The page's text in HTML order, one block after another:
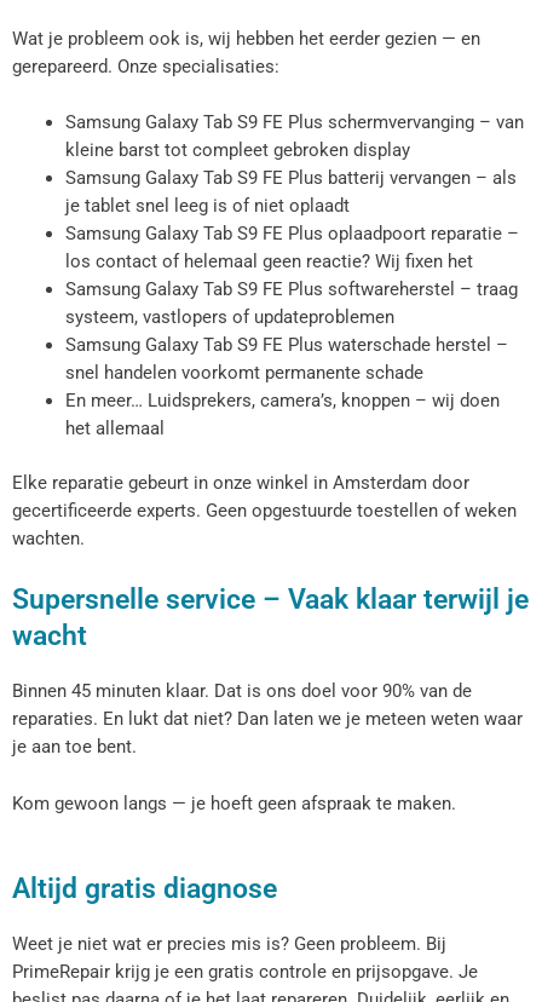
Wat je probleem ook is, wij hebben het eerder gezien — en
gerepareerd. Onze specialisaties:
Samsung Galaxy Tab S9 FE Plus schermvervanging – van
kleine barst tot compleet gebroken display
Samsung Galaxy Tab S9 FE Plus batterij vervangen – als
je tablet snel leeg is of niet oplaadt
Samsung Galaxy Tab S9 FE Plus oplaadpoort reparatie –
los contact of helemaal geen reactie? Wij fixen het
Samsung Galaxy Tab S9 FE Plus softwareherstel – traag
systeem, vastlopers of updateproblemen
Samsung Galaxy Tab S9 FE Plus waterschade herstel –
snel handelen voorkomt permanente schade
En meer… Luidsprekers, camera’s, knoppen – wij doen
het allemaal
Elke reparatie gebeurt in onze winkel in Amsterdam door
gecertificeerde experts. Geen opgestuurde toestellen of weken
wachten.
Supersnelle service – Vaak klaar terwijl je
wacht
Binnen 45 minuten klaar. Dat is ons doel voor 90% van de
reparaties. En lukt dat niet? Dan laten we je meteen weten waar
je aan toe bent.
Kom gewoon langs — je hoeft geen afspraak te maken.
Altijd gratis diagnose
Weet je niet wat er precies mis is? Geen probleem. Bij
PrimeRepair krijg je een gratis controle en prijsopgave. Je